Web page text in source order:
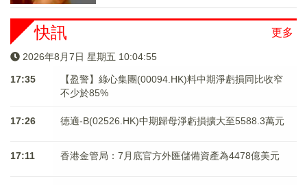
更多
快訊
2026年8月7日 星期五 10:04:55
17:35
【盈警】綠心集團(00094.HK)料中期淨虧損同比收窄
不少於85%
17:26 德適-B(02526.HK)中期歸母淨虧損擴大至5588.3萬元
17:11 香港金管局：7月底官方外匯儲備資產為4478億美元